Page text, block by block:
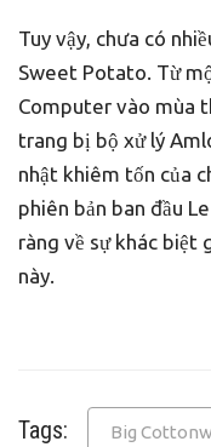
Tuy vậy, chưa có
Sweet Potato. Từ
Computer vào mùa
trang bị bộ xử lý
nhật khiêm tốn của
phiên bản ban đầu
ràng về sự khác biệt
này.
Tags: Big